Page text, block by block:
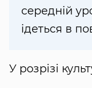
середній
ідеться в
У розрізі